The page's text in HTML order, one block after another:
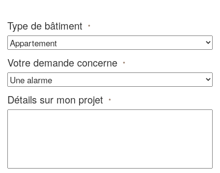
Type de bâtiment *
Votre demande concerne *
Détails sur mon projet *